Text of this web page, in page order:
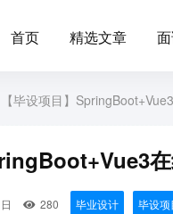
首页 精选文章
毕设项目】
280 毕业设计 毕设项